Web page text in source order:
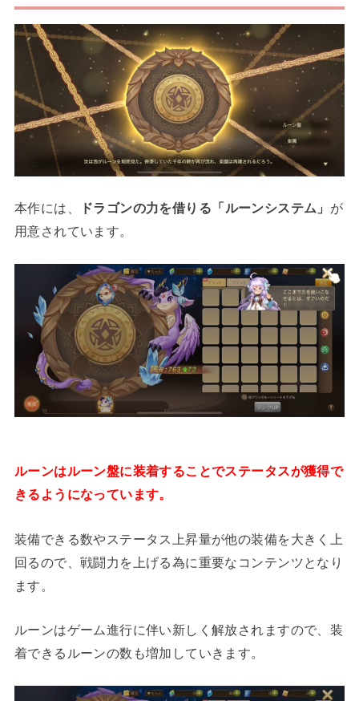
本作には、 ドラゴンの力を借りる「ルーンシステム」 が
用意されています。
ルーンはルーン盤に装着することでステータスが獲得で
きるようになっています。
装備できる数やステータス上昇量が他の装備を大きく上
回るので、戦闘力を上げる為に重要なコンテンツとなり
ます。
ルーンはゲーム進行に伴い新しく解放されますので、装
着できるルーンの数も増加していきます。